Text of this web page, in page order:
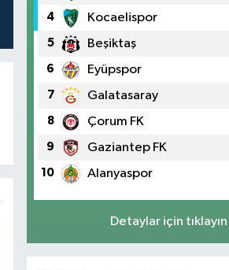
4 Kocaelispor
5 Beşiktaş
6 Eyüpspor
7 Galatasaray
8 Çorum FK
9 Gaziantep FK
10 Alanyaspor
Detaylar için tıklayın